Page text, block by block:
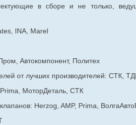
в сборе и не только,
INA, Marel
Автокомпонент, Политех
от лучших производителей: СТК,
МоторДеталь, СТК
Herzog, AMP, Prima,